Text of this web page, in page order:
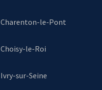
Charenton-le-Pont
Choisy-le-Roi
Ivry-sur-Seine